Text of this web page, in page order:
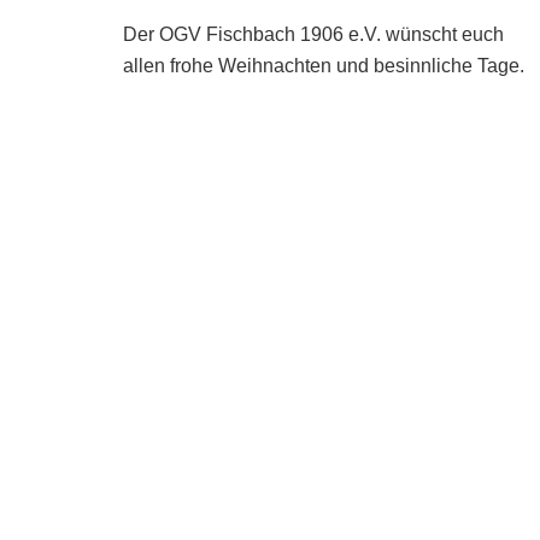
Weihnachten
Der OGV Fischbach 1906 e.V. wünscht euch
allen frohe Weihnachten und besinnliche Tage.